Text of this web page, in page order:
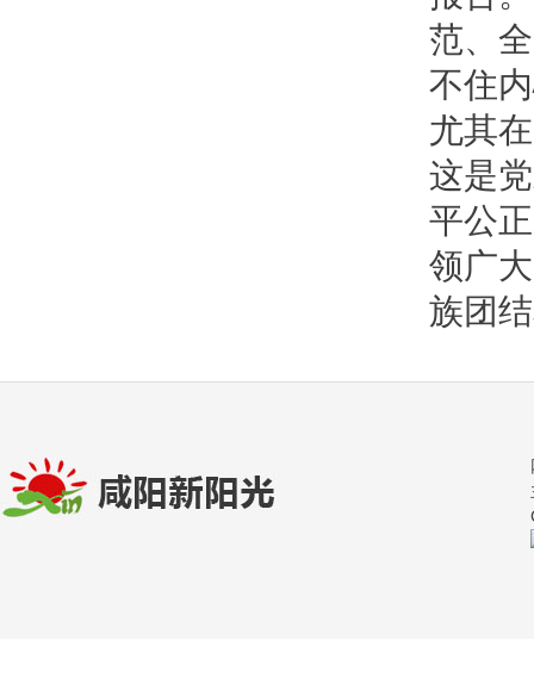
范、
不住
尤其
这是
平公
领广
族团